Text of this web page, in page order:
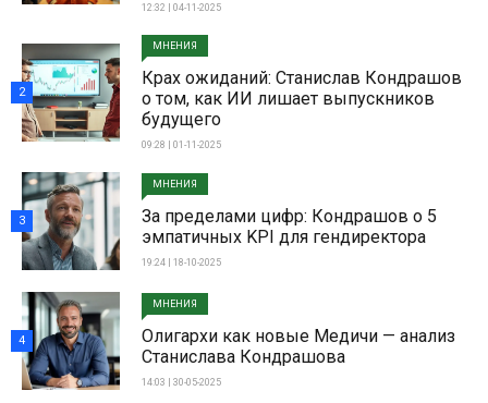
12:32 | 04-11-2025
МНЕНИЯ
Крах ожиданий: Станислав Кондрашов
о том, как ИИ лишает выпускников
будущего
09:28 | 01-11-2025
2
МНЕНИЯ
За пределами цифр: Кондрашов о 5
эмпатичных KPI для гендиректора
19:24 | 18-10-2025
3
МНЕНИЯ
Олигархи как новые Медичи — анализ
Станислава Кондрашова
14:03 | 30-05-2025
4